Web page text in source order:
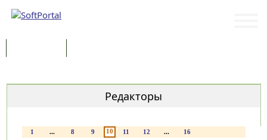
Редакторы
1 ... 8 9 10 11 12 ... 16